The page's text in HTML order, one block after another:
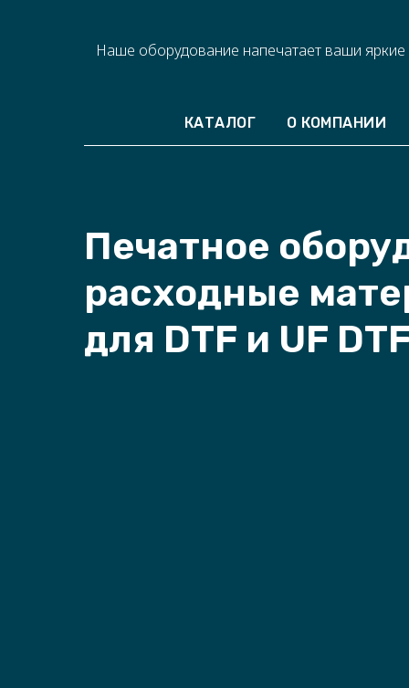
Наше оборудование напечатает ваши яркие
КАТАЛОГ О КОМПАНИИ
Печатное
расходные
для DTF и UF